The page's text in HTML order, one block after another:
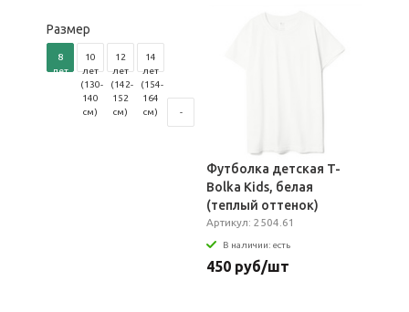
Размер
8
лет
10
лет
(130-
140
см)
12
лет
(142-
152
см)
14
лет
(154-
164
см)
-
Футболка детская T-
Bolka Kids, белая
(теплый оттенок)
Артикул: 2504.61
В наличии: есть
450 руб/шт